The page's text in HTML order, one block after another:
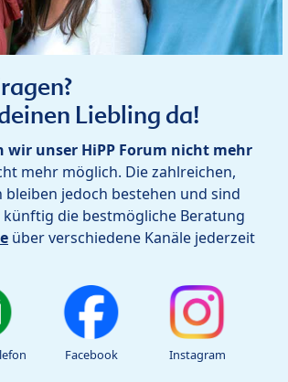
Liebling da!
wir unser HiPP Forum nicht mehr
mehr möglich. Die zahlreichen,
jedoch bestehen und sind
die bestmögliche Beratung
über verschiedene Kanäle jederzeit
Facebook Instagram